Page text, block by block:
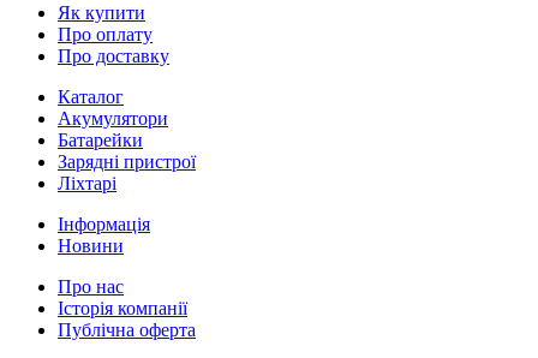
Як купити
Про оплату
Про доставку
Каталог
Акумулятори
Батарейки
Зарядні пристрої
Ліхтарі
Інформація
Новини
Про нас
Історія компанії
Публічна оферта